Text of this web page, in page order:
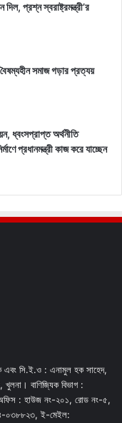
প্রশ্ন স্বরাষ্ট্রমন্ত্রী’র
সমাজ গড়ার প্রত্যয়
ধ্বংসপ্রাপ্ত অর্থনীতি
প্রধানমন্ত্রী কাজ করে যাচ্ছেন
এবং সি.ই.ও : এনামুল হক সাহেদ,
খুলনা। বাণিজ্যিক বিভাগ :
: হাউজ নং-২০১, রোড নং-৫,
০৩৮৮২৩, ই-মেইল: